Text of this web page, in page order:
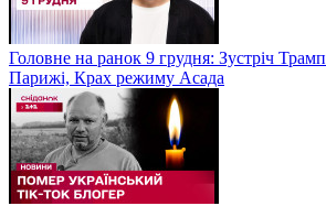
Головне на ранок 9 грудня: Зустріч
Парижі, Крах режиму Асада